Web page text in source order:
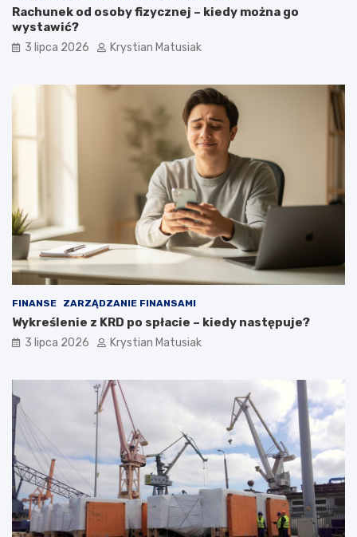
Rachunek od osoby fizycznej – kiedy można go
wystawić?
3 lipca 2026 Krystian Matusiak
FINANSE ZARZĄDZANIE FINANSAMI
Wykreślenie z KRD po spłacie – kiedy następuje?
3 lipca 2026 Krystian Matusiak